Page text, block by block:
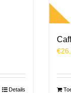
Details
€